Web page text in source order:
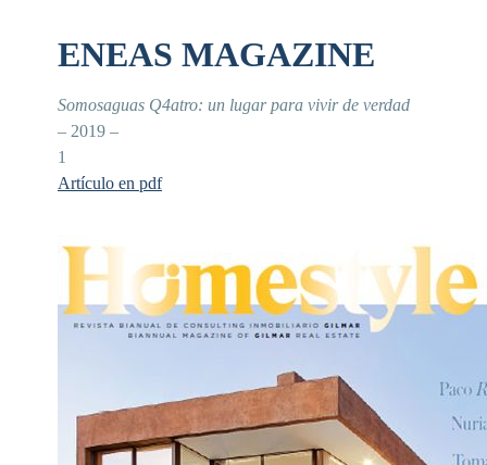
ENEAS MAGAZINE
Somosaguas Q4atro: un lugar para vivir de verdad
– 2019 –
1
Artículo en pdf